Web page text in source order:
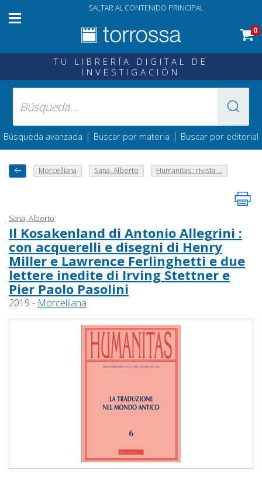
SALTAR AL CONTENIDO PRINCIPAL
0
TU LIBRERÍA DIGITAL DE
INVESTIGACIÓN
Búsqueda avanzada | Buscar por materia | Buscar por editorial
Morcelliana Sana, Alberto Humanitas : rivista ...
Sana, Alberto
Il Kosakenland di Antonio Allegrini :
con acquerelli e disegni di Henry
Miller e Lawrence Ferlinghetti e due
lettere inedite di Irving Stettner e
Pier Paolo Pasolini
2019 - Morcelliana